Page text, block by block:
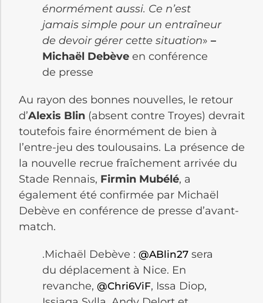
énormément aussi. Ce n’est
jamais simple pour un entraîneur
de devoir gérer cette situation» –
Michaël Debève en conférence
de presse
Au rayon des bonnes nouvelles, le retour
d’Alexis Blin (absent contre Troyes) devrait
toutefois faire énormément de bien à
l’entre-jeu des toulousains. La présence de
la nouvelle recrue fraîchement arrivée du
Stade Rennais, Firmin Mubélé, a
également été confirmée par Michaël
Debève en conférence de presse d’avant-
match.
.Michaël Debève : @ABlin27 sera
du déplacement à Nice. En
revanche, @Chri6ViF, Issa Diop,